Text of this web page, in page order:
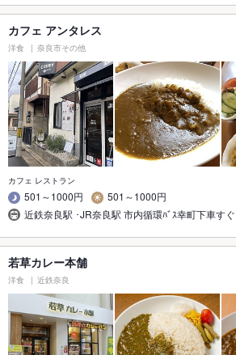
カフェ アンタレス
洋食 奈良市その他
カフェ レストラン
501～1000円
501～1000円
近鉄奈良駅 ･JR奈良駅 市内循環ﾊﾞｽ幸町下車すぐ
若草カレー本舗
洋食 近鉄奈良